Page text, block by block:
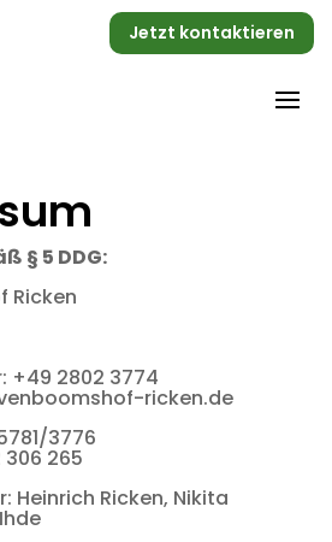
Jetzt kontaktieren
§ 5 DDG:
Ricken
+49 2802 3774
ricken.de
3776
306 265
Heinrich Ricken, Nikita